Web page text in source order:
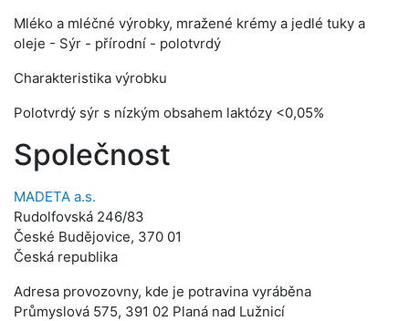
Mléko a mléčné výrobky, mražené krémy a jedlé tuky a
oleje - Sýr - přírodní - polotvrdý
Charakteristika výrobku
Polotvrdý sýr s nízkým obsahem laktózy <0,05%
Společnost
MADETA a.s.
Rudolfovská 246/83
České Budějovice, 370 01
Česká republika
Adresa provozovny, kde je potravina vyráběna
Průmyslová 575, 391 02 Planá nad Lužnicí